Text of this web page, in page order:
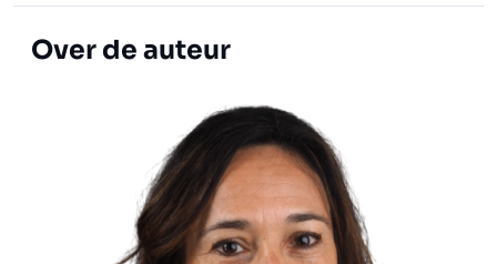
Over de auteur